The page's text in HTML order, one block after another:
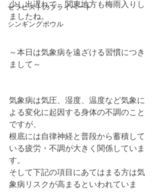
セラピストのプライベート
シンギングボウル
少し出遅れて、関東地方も梅雨入りし
ましたね。
～本日は気象病を遠ざける習慣につき
まして～
気象病は気圧、湿度、温度など気象に
よる変化に起因する身体の不調のこと
ですが、
根底には自律神経と普段から蓄積して
いる疲労・不調が大きく関係していま
す。
そして下記の項目にあてはまる方は気
象病リスクが高まるといわれていま